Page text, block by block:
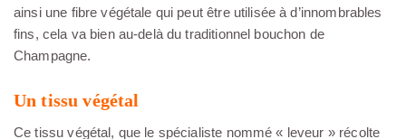
ainsi une fibre végétale qui peut être utilisée à d’innombrables
fins, cela va bien au-delà du traditionnel bouchon de
Champagne.
Un tissu végétal
Ce tissu végétal, que le spécialiste nommé « leveur » récolte